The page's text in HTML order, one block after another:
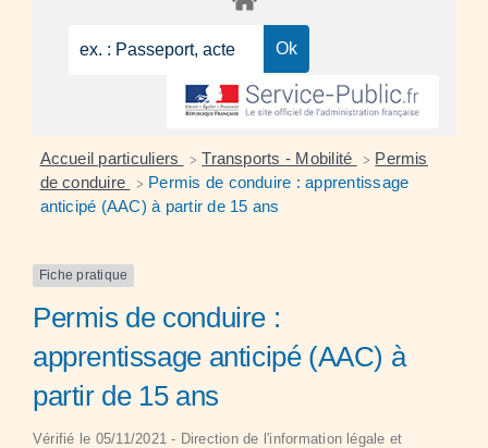
Accueil particuliers > Transports - Mobilité > Permis
de conduire
> Permis de conduire : apprentissage
anticipé (AAC) à partir de 15 ans
Fiche pratique
Permis de conduire :
apprentissage anticipé (AAC) à
partir de 15 ans
Vérifié le 05/11/2021 - Direction de l'information légale et